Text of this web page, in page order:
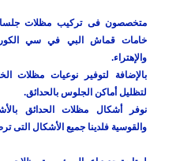
متخصصون فى تركيب مظلات
خامات قماش البي في سي الكوري
والإهتراء.
بالإضافة لتوفير نوعيات مظلات
لتظليل أماكن الجلوس بالحدائق.
نوفر أشكال مظلات الحدائق
والقوسية فلدينا جميع الأشكال التى